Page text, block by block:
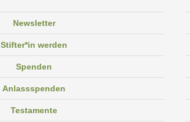
Newsletter
Stifter*in werden
Spenden
Anlassspenden
Testamente